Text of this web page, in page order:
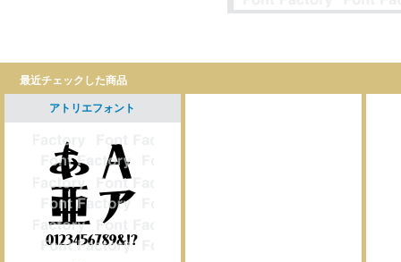
最近チェックした商品
アトリエフォント